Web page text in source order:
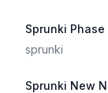
Sprunki Phase
sprunki
Sprunki New